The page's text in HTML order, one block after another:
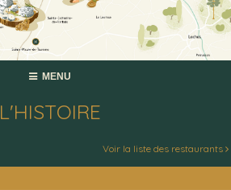
MENU
L'HISTOIRE
Voir la liste des restaurants